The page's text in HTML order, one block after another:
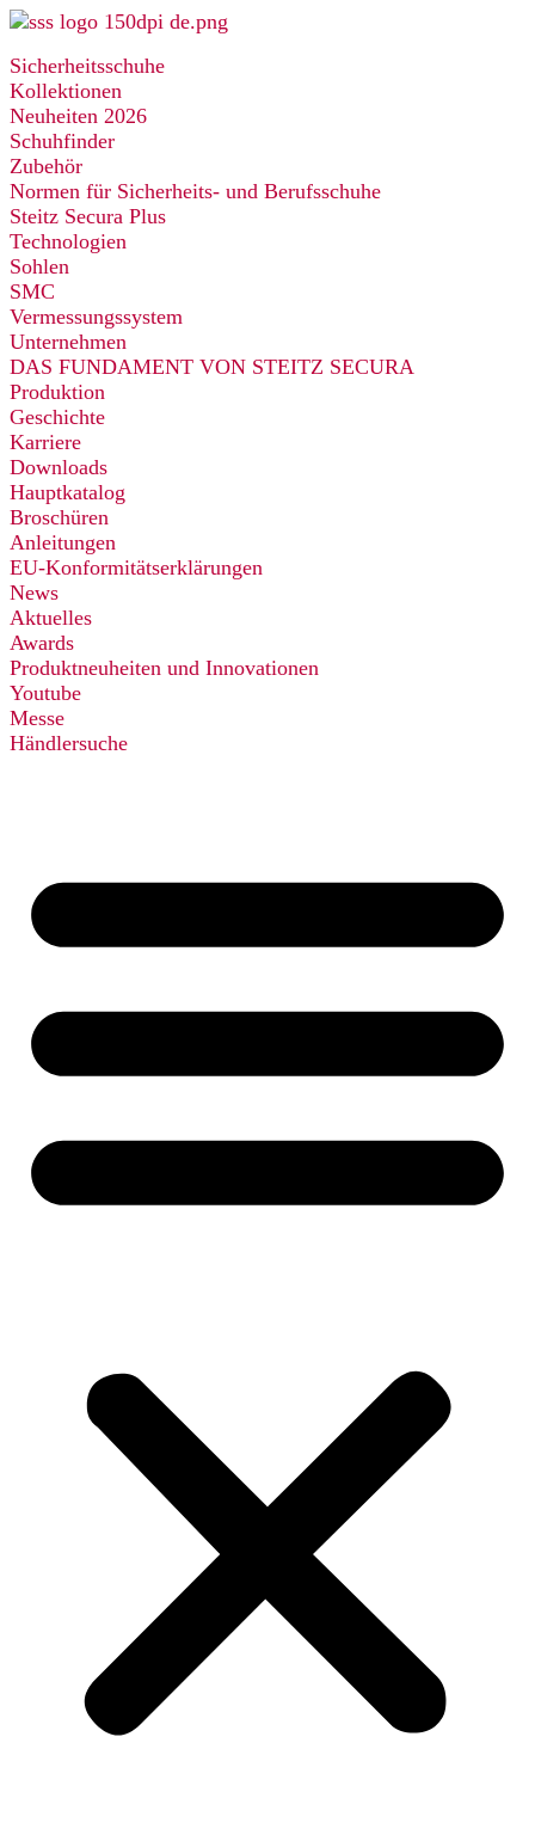
Zum
springen
Sicherheitsschuhe
Kollektionen
Neuheiten 2026
Schuhfinder
Zubehör
Normen für Sicherheits- und Berufsschuhe
Steitz Secura Plus
Technologien
Sohlen
SMC
Vermessungssystem
Unternehmen
DAS FUNDAMENT VON STEITZ SECURA
Produktion
Geschichte
Karriere
Downloads
Hauptkatalog
Broschüren
Anleitungen
EU-Konformitätserklärungen
News
Aktuelles
Awards
Produktneuheiten und Innovationen
Youtube
Messe
Händlersuche